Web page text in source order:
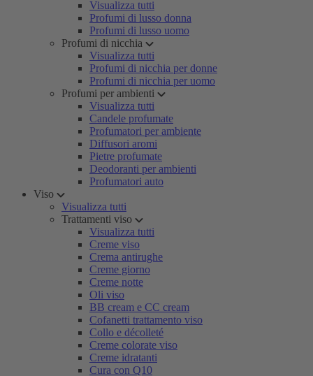
Visualizza tutti
Profumi di lusso donna
Profumi di lusso uomo
Profumi di nicchia
Visualizza tutti
Profumi di nicchia per donne
Profumi di nicchia per uomo
Profumi per ambienti
Visualizza tutti
Candele profumate
Profumatori per ambiente
Diffusori aromi
Pietre profumate
Deodoranti per ambienti
Profumatori auto
Viso
Visualizza tutti
Trattamenti viso
Visualizza tutti
Creme viso
Crema antirughe
Creme giorno
Creme notte
Oli viso
BB cream e CC cream
Cofanetti trattamento viso
Collo e décolleté
Creme colorate viso
Creme idratanti
Cura con Q10